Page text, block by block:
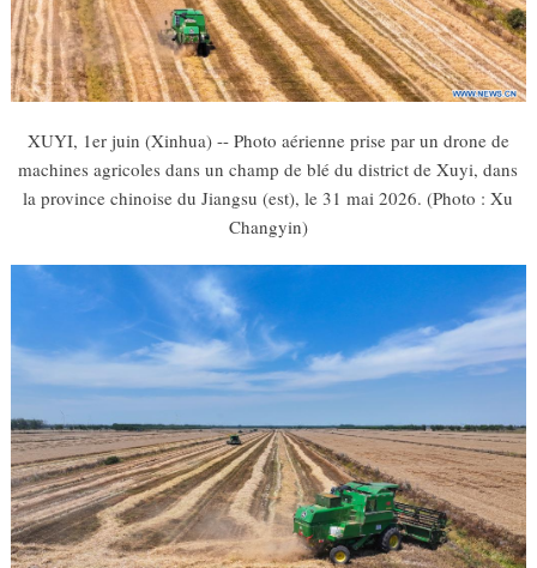
XUYI, 1er juin (Xinhua) -- Photo aérienne prise par un drone de
machines agricoles dans un champ de blé du district de Xuyi, dans
la province chinoise du Jiangsu (est), le 31 mai 2026. (Photo : Xu
Changyin)